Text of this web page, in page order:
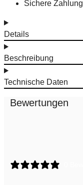
Sichere Zahlung
Details
Beschreibung
Technische Daten
Bewertungen